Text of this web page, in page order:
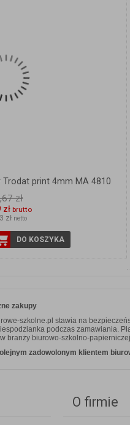
print 4mm MA 4810
zł
zł brutto
zł netto
DO KOSZYKA
zakupy
szkolne.pl stawia na
podczas zamawiania.
branży biurowo-szkolno-
zadowolonym klientem
O firmie